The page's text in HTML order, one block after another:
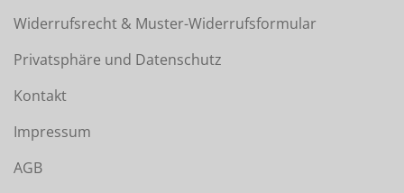
Widerrufsrecht & Muster-Widerrufsformular
Privatsphäre und Datenschutz
Kontakt
Impressum
AGB